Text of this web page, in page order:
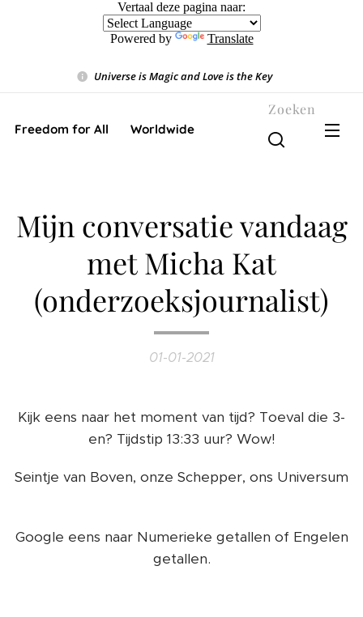
Vertaal deze pagina naar:
Powered by Translate
Universe is Magic and Love is the Key❤️
Freedom for All ❤️ Worldwide
Zoeken
Mijn conversatie vandaag
met Micha Kat
(onderzoeksjournalist)
01-01-2021
Kijk eens naar het moment van tijd? Toeval die 3-
en? Tijdstip 13:33 uur? Wow!
Seintje van Boven, onze Schepper, ons Universum
Google eens naar Numerieke getallen of Engelen
getallen.